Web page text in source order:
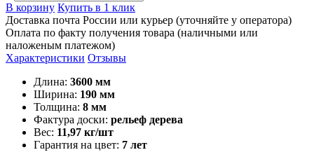
В корзину Купить в 1 клик
Доставка почта России или курьер (уточняйте у оператора)
Оплата по факту получения товара (наличными или
наложеным платежом)
Характеристики Отзывы
Длина: 3600 мм
Ширина: 190 мм
Толщина: 8 мм
Фактура доски: рельеф дерева
Вес: 11,97 кг/шт
Гарантия на цвет: 7 лет